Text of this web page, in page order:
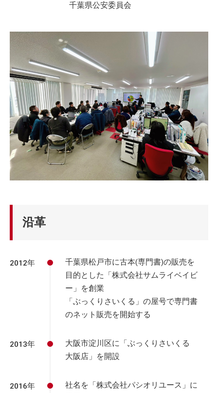
千葉県公安委員会
沿革
2012年
千葉県松戸市に古本(専門書)の販売を
目的とした「株式会社サムライベイビ
ー」を創業
「ぶっくりさいくる」の屋号で専門書
のネット販売を開始する
2013年
大阪市淀川区に「ぶっくりさいくる
大阪店」を開設
2016年
社名を「株式会社パシオリユース」に